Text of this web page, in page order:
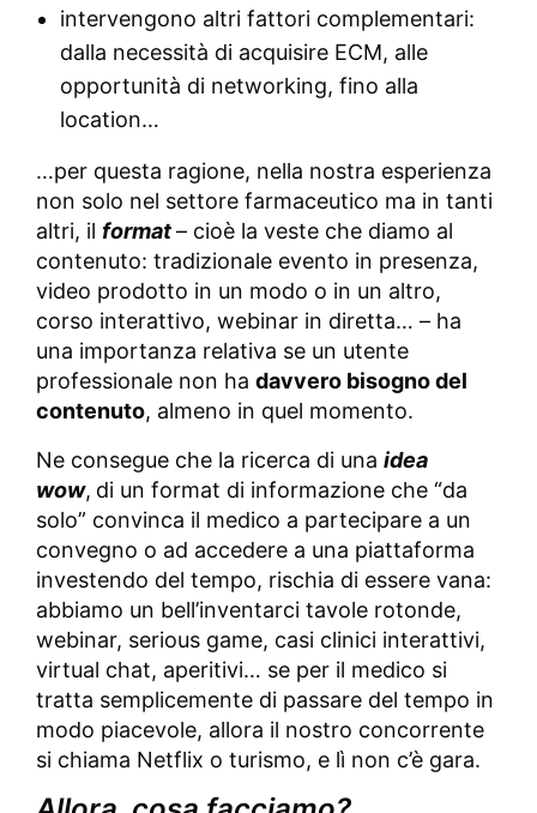
intervengono altri fattori complementari:
dalla necessità di acquisire ECM, alle
opportunità di networking, fino alla
location…
…per questa ragione, nella nostra esperienza
non solo nel settore farmaceutico ma in tanti
altri, il format– cioè la veste che diamo al
contenuto: tradizionale evento in presenza,
video prodotto in un modo o in un altro,
corso interattivo, webinar in diretta… – ha
una importanza relativa se un utente
professionale non ha davvero bisogno del
contenuto, almeno in quel momento.
Ne consegue che la ricerca di una idea
wow, di un format di informazione che “da
solo” convinca il medico a partecipare a un
convegno o ad accedere a una piattaforma
investendo del tempo, rischia di essere vana:
abbiamo un bell’inventarci tavole rotonde,
webinar, serious game, casi clinici interattivi,
virtual chat, aperitivi… se per il medico si
tratta semplicemente di passare del tempo in
modo piacevole, allora il nostro concorrente
si chiama Netflix o turismo, e lì non c’è gara.